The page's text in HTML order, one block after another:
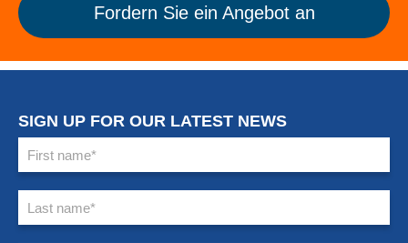
Fordern Sie ein Angebot an
SIGN UP FOR OUR LATEST NEWS